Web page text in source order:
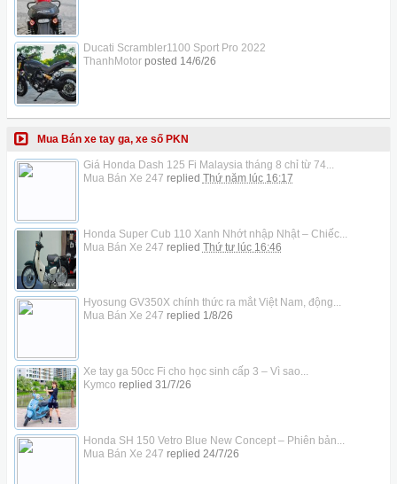
Ducati Scrambler1100 Sport Pro 2022
ThanhMotorposted 14/6/26
Mua Bán xe tay ga, xe số PKN
Giá Honda Dash 125 Fi Malaysia tháng 8 chỉ từ 74...
Mua Bán Xe 247 replied Thứ năm lúc 16:17
Honda Super Cub 110 Xanh Nhớt nhập Nhật – Chiếc...
Mua Bán Xe 247 replied Thứ tư lúc 16:46
Hyosung GV350X chính thức ra mắt Việt Nam, động...
Mua Bán Xe 247 replied 1/8/26
Xe tay ga 50cc Fi cho học sinh cấp 3 – Vì sao...
Kymco replied 31/7/26
Honda SH 150 Vetro Blue New Concept – Phiên bản...
Mua Bán Xe 247 replied 24/7/26